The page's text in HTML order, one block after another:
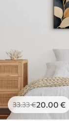
33.33€20.00 €